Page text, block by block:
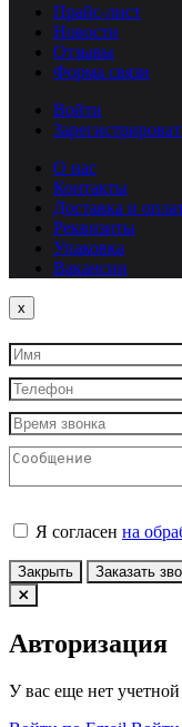
Прайс-лист
Новости
Отзывы
Форма связи
Войти
О нас
Контакты
Доставка и
Реквизиты
Упаковка
Вакансии
x
Я согласен на
Закрыть Заказать
Авторизация
У вас еще нет учетной